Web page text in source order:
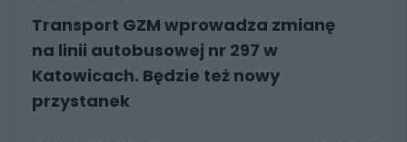
Transport GZM wprowadza zmianę
na linii autobusowej nr 297 w
Katowicach. Będzie też nowy
przystanek